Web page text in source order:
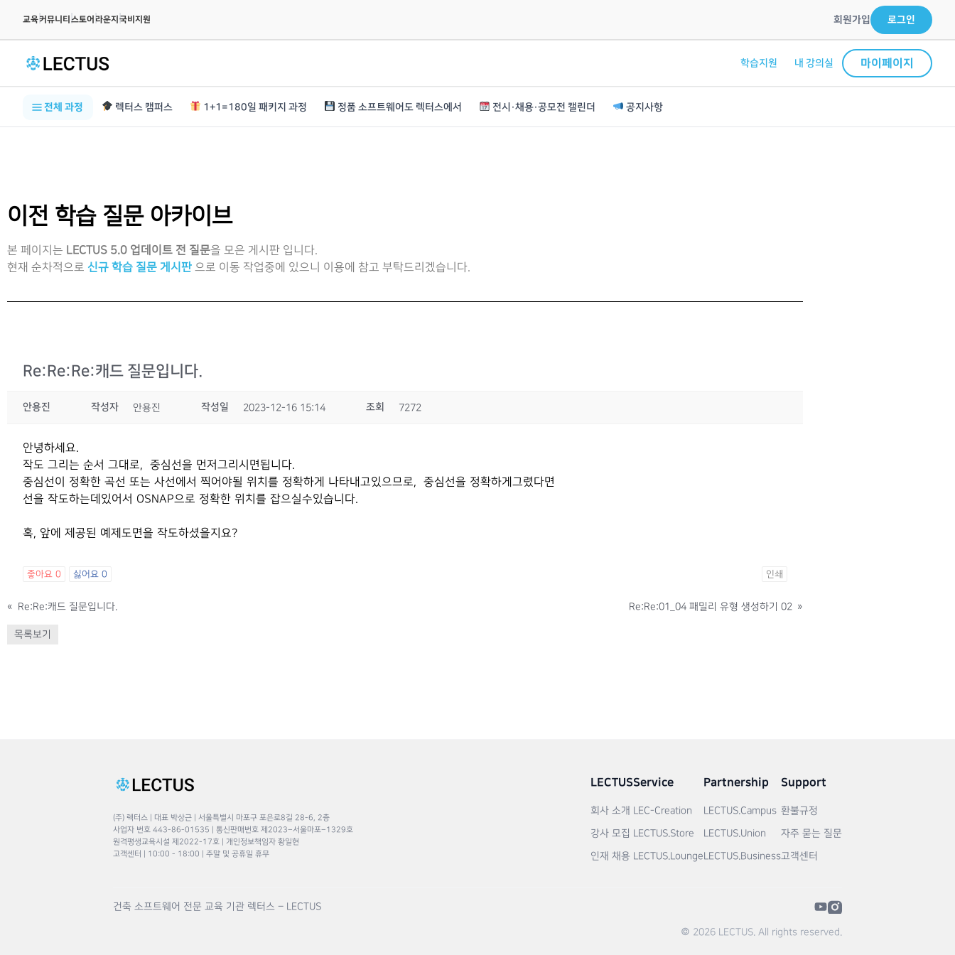
교육|커뮤니티 |스토어 |라운지 |국비지원 회원가입 로그인
학습지원 내 강의실 마이페이지
전체 과정 렉터스 캠퍼스 1+1=180일 패키지 과정 정품 소프트웨어도 렉터스에서 전시·채용·공모전 캘린더 공지사항
이전 학습 질문 아카이브
본 페이지는 LECTUS 5.0 업데이트 전 질문을 모은 게시판 입니다.
현재 순차적으로 신규 학습 질문 게시판 으로 이동 작업중에 있으니 이용에 참고 부탁드리겠습니다.
Re:Re:Re:캐드 질문입니다.
안용진 작성자 안용진 작성일 2023-12-16 15:14 조회 7272
안녕하세요.
작도 그리는 순서 그대로, 중심선을 먼저그리시면됩니다.
중심선이 정확한 곡선 또는 사선에서 찍어야될 위치를 정확하게 나타내고있으므로, 중심선을 정확하게그렸다면
선을 작도하는데있어서 OSNAP으로 정확한 위치를 잡으실수있습니다.
혹, 앞에 제공된 예제도면을 작도하셨을지요?
좋아요 0 싫어요 0 인쇄
« Re:Re:캐드 질문입니다. Re:Re:01_04 패밀리 유형 생성하기 02 »
목록보기
(주) 렉터스 | 대표 박상근 | 서울특별시 마포구 포은로8길 28-6, 2층
사업자 번호 443-86-01535 | 통신판매번호 제2023–서울마포–1329호
원격평생교육시설 제2022-17호 | 개인정보책임자 황일현
고객센터 | 10:00 - 18:00 | 주말 및 공휴일 휴무
LECTUS
회사 소개
강사 모집
인재 채용
Service
LEC-Creation
LECTUS.Store
LECTUS.Lounge
Partnership
LECTUS.Campus
LECTUS.Union
LECTUS.Business
Support
환불규정
자주 묻는 질문
고객센터
건축 소프트웨어 전문 교육 기관 렉터스 – LECTUS
© 2026 LECTUS. All rights reserved.